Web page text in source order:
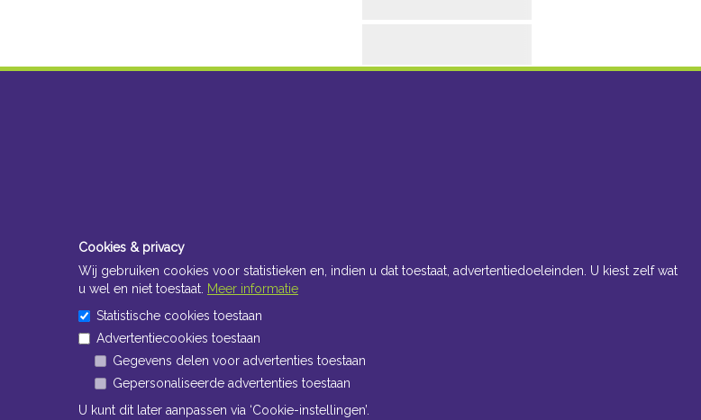
Cookies & privacy
Wij gebruiken cookies voor statistieken en, indien u dat toestaat, advertentiedoeleinden. U kiest zelf wat
u wel en niet toestaat. Meer informatie
Statistische cookies toestaan
Advertentiecookies toestaan
Gegevens delen voor advertenties toestaan
Gepersonaliseerde advertenties toestaan
U kunt dit later aanpassen via ‘Cookie-instellingen’.